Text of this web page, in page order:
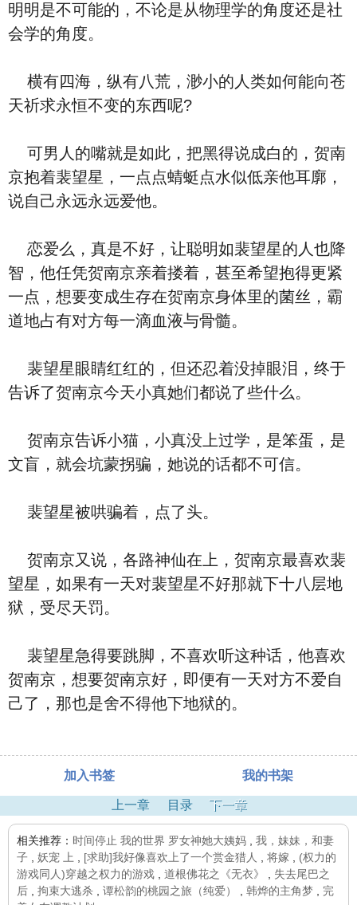
明明是不可能的，不论是从物理学的角度还是社
会学的角度。
横有四海，纵有八荒，渺小的人类如何能向苍
天祈求永恒不变的东西呢?
可男人的嘴就是如此，把黑得说成白的，贺南
京抱着裴望星，一点点蜻蜓点水似低亲他耳廓，
说自己永远永远爱他。
恋爱么，真是不好，让聪明如裴望星的人也降
智，他任凭贺南京亲着搂着，甚至希望抱得更紧
一点，想要变成生存在贺南京身体里的菌丝，霸
道地占有对方每一滴血液与骨髓。
裴望星眼睛红红的，但还忍着没掉眼泪，终于
告诉了贺南京今天小真她们都说了些什么。
贺南京告诉小猫，小真没上过学，是笨蛋，是
文盲，就会坑蒙拐骗，她说的话都不可信。
裴望星被哄骗着，点了头。
贺南京又说，各路神仙在上，贺南京最喜欢裴
望星，如果有一天对裴望星不好那就下十八层地
狱，受尽天罚。
裴望星急得要跳脚，不喜欢听这种话，他喜欢
贺南京，想要贺南京好，即便有一天对方不爱自
己了，那也是舍不得他下地狱的。
加入书签 我的书架
上一章 目录 下一章
相关推荐： 时间停止 我的世界 罗女神她大姨妈
我，妹妹，和妻
子
妖宠 上 [求助]我好像喜欢上了一个赏金猎人 将嫁
(权力的
游戏同人)穿越之权力的游戏
道根佛花之《无衣》
失去尾巴之
后
拘束大逃杀 谭松韵的桃园之旅（纯爱） 韩烨的主角梦
完